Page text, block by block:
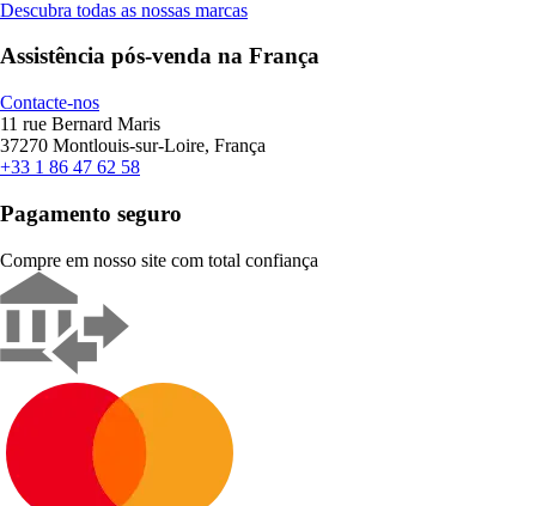
Descubra todas as nossas marcas
Assistência pós-venda na França
Contacte-nos
11 rue Bernard Maris
37270 Montlouis-sur-Loire, França
+33 1 86 47 62 58
Pagamento seguro
Compre em nosso site com total confiança